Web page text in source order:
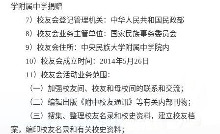
学附属中学捐赠
7）校友会登记管理机关：中华人民共和国民政部
8）校友会业务主管单位：国家民族事务委员会
9）校友会住所：中央民族大学附属中学院内
10）校友会成立时间：2014年5月26日
11）校友会活动业务范围：
（一）加强校友间、校友和母校间的联系和交流；
（二）编辑出版《附中校友通讯》等有关内部刊物；
（三）搜集、整理校友名录和校史资料，建立校友档
案，编印校友名录和有关校史资料；